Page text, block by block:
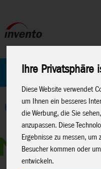
Ihre Privatsphäre
Diese Website verwendet
um Ihnen ein besseres
die Werbung, die Sie
anzupassen. Diese
Ergebnisse zu messen, um
Besucher kommen oder
entwickeln.
Home
Home > Spielwaren >
Collection